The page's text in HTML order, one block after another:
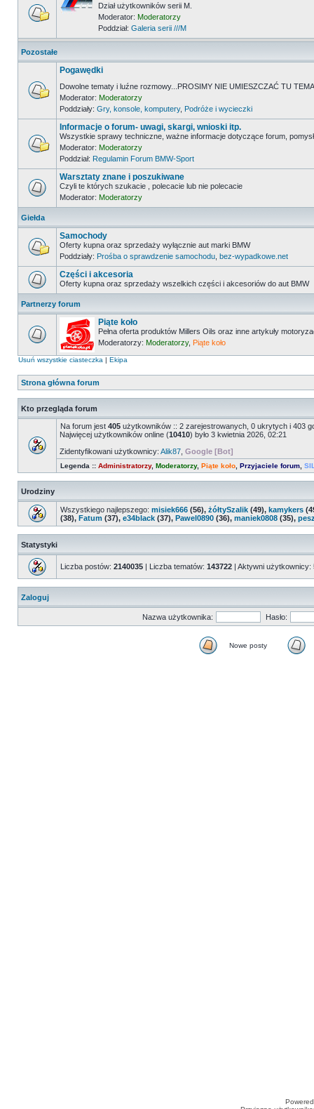
Dział użytkowników serii M.
Moderator: Moderatorzy
Poddział: Galeria serii ///M
Pozostałe
Pogawędki
Dowolne tematy i luźne rozmowy...PROSIMY NIE UMIESZCZAĆ TU
Moderator: Moderatorzy
Poddziały: Gry, konsole, komputery, Podróże i wycieczki
Informacje o forum- uwagi, skargi, wnioski itp.
Wszystkie sprawy techniczne, ważne informacje dotyczące forum,
Moderator: Moderatorzy
Poddział: Regulamin Forum BMW-Sport
Warsztaty znane i poszukiwane
Czyli te których szukacie , polecacie lub nie polecacie
Moderator: Moderatorzy
Giełda
Samochody
Oferty kupna oraz sprzedaży wyłącznie aut marki BMW
Poddziały: Prośba o sprawdzenie samochodu bez-wypadkowe.net
Części i akcesoria
Oferty kupna oraz sprzedaży wszelkich części i akcesoriów do aut BMW
Partnerzy forum
Piąte koło
Pełna oferta produktów Millers Oils oraz inne artykuły
Moderatorzy: Moderatorzy, Piąte koło
Usuń wszystkie ciasteczka | Ekipa
Strona główna forum
Kto przegląda forum
Na forum jest 405 użytkowników :: 2 zarejestrowanych, 0 ukrytych i 403
Najwięcej użytkowników online (10410) było 3 kwietnia 2026, 02:21
Zidentyfikowani użytkownicy: Alik87 Google [Bot]
Legenda :: Administratorzy, Moderatorzy, Piąte koło Przyjaciele forum
Urodziny
Wszystkiego najlepszego: misiek666 (56), żółtySzalik (49), kamykers
(38), Fatum (37), e34black (37), Pawel0890 (36), maniek0808 (35),
Statystyki
Liczba postów: 2140035 | Liczba tematów: 143722 | Aktywni użytkownicy:
Zaloguj
Nazwa użytkownika: Hasło:
Nowe posty